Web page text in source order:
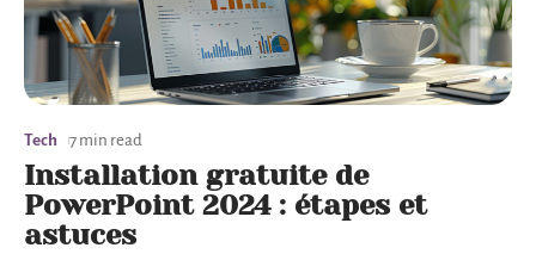
Tech 7 min read
Installation gratuite de
PowerPoint 2024 : étapes et
astuces